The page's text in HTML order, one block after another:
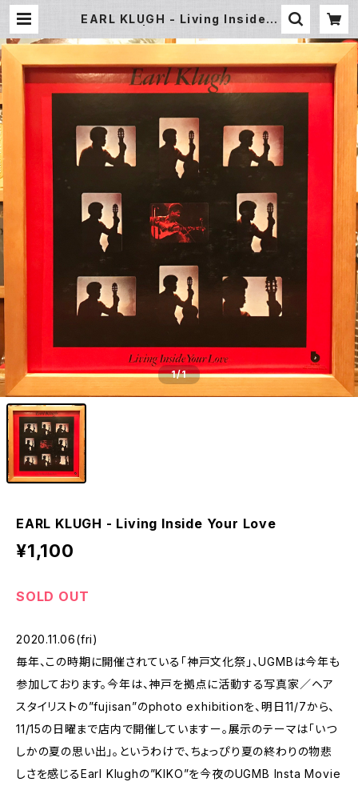
EARL KLUGH - Living Inside Y
ry Record Store
1/1
EARL KLUGH - Living Inside Your Love
¥1,100
SOLD OUT
2020.11.06(fri)
毎年、この時期に開催されている「神戸文化祭」、UGMBは今年も
参加しております。今年は、神戸を拠点に活動する写真家／ヘア
スタイリストの”fujisan”のphoto exhibitionを、明日11/7から、
11/15の日曜まで店内で開催していますー。展示のテーマは「いつ
しかの夏の思い出」。というわけで、ちょっぴり夏の終わりの物悲
しさを感じるEarl Klughの”KIKO”を今夜のUGMB Insta Movie